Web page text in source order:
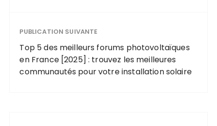
PUBLICATION SUIVANTE
Top 5 des meilleurs forums photovoltaïques
en France [2025] : trouvez les meilleures
communautés pour votre installation solaire